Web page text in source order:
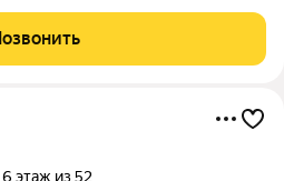
и качественных
меблирована
6 этаж из 52